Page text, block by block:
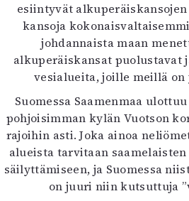
esiintyvät
kansoja
johdannaista maan
alkuperäiskansat puolustavat
vesialueita, joille meillä on
Suomessa Saamenmaa
pohjoisimman kylän Vuotson
rajoihin asti. Joka ainoa
alueista tarvitaan
säilyttämiseen, ja Suomessa
on juuri niin kutsuttuja